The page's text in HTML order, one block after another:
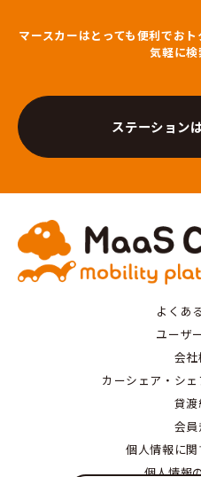
マースカーはとっても便利でお
気軽に検
ステーション
よくあ
ユーザ
会社
カーシェア・シ
貸渡
会
個人情報に
個人情報